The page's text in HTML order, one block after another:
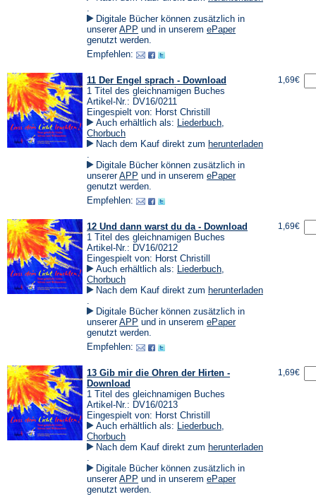
in
einem
neuen
Tab)
.
Digitale Bücher können zusätzlich in
unsererAPP (Öffnet
in
neuen
und in unserem ePaper(Öffnet
genutzt werden.
Empfehlen:
11 Der Engel sprach - Download
1 Titel des gleichnamigen Buches
Artikel-Nr.: DV16/0211
Eingespielt von: Horst Christill
Auch erhältlich als: Liederbuch,
Chorbuch
Nach dem Kauf direkt zum herunterladen
in
einem
neuen
Tab)
.
Digitale Bücher können zusätzlich in
unsererAPP (Öffnet
in
neuen
und in unserem ePaper(Öffnet
genutzt werden.
Empfehlen:
1,69€
12 Und dann warst du da - Download
1 Titel des gleichnamigen Buches
Artikel-Nr.: DV16/0212
Eingespielt von: Horst Christill
Auch erhältlich als: Liederbuch,
Chorbuch
Nach dem Kauf direkt zum herunterladen
in
einem
neuen
Tab)
.
Digitale Bücher können zusätzlich in
unsererAPP (Öffnet
in
neuen
und in unserem ePaper(Öffnet
genutzt werden.
Empfehlen:
1,69€
13 Gib mir die Ohren der Hirten -
Download
1 Titel des gleichnamigen Buches
Artikel-Nr.: DV16/0213
Eingespielt von: Horst Christill
Auch erhältlich als: Liederbuch,
Chorbuch
Nach dem Kauf direkt zum herunterladen
in
einem
neuen
Tab)
.
Digitale Bücher können zusätzlich in
unsererAPP (Öffnet
in
und in unserem ePaper(Öffnet
genutzt werden.
1,69€